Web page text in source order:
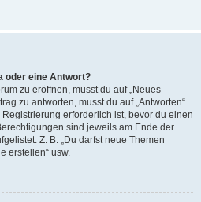
oder eine Antwort?
zu eröffnen, musst du auf „Neues
zu antworten, musst du auf „Antworten“
erforderlich ist, bevor du einen
sind jeweils am Ende der
Z. B. „Du darfst neue Themen
erstellen“ usw.